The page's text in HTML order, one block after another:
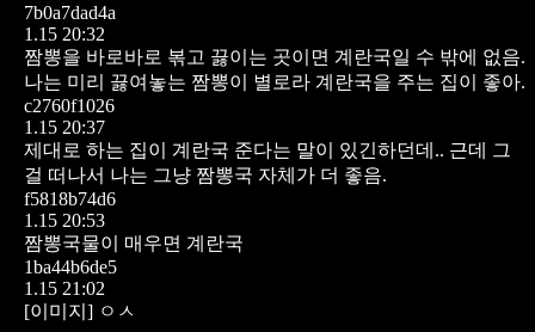
7b0a7dad4a
1.15 20:32
짬뽕을 바로바로 볶고 끓이는 곳이면 계란국일 수 밖에 없음.
나는 미리 끓여놓는 짬뽕이 별로라 계란국을 주는 집이 좋아.
c2760f1026
1.15 20:37
제대로 하는 집이 계란국 준다는 말이 있긴하던데.. 근데 그
걸 떠나서 나는 그냥 짬뽕국 자체가 더 좋음.
f5818b74d6
1.15 20:53
짬뽕국물이 매우면 계란국
1ba44b6de5
1.15 21:02
[이미지] ㅇㅅ